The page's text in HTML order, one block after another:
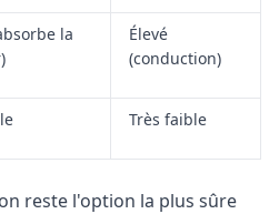
la
Élevé
(conduction)
Très faible
reste l'option la plus sûre